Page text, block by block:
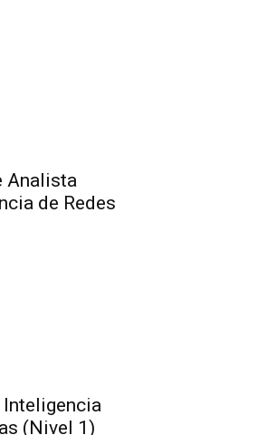
Analista
de Redes
Inteligencia
(Nivel 1)